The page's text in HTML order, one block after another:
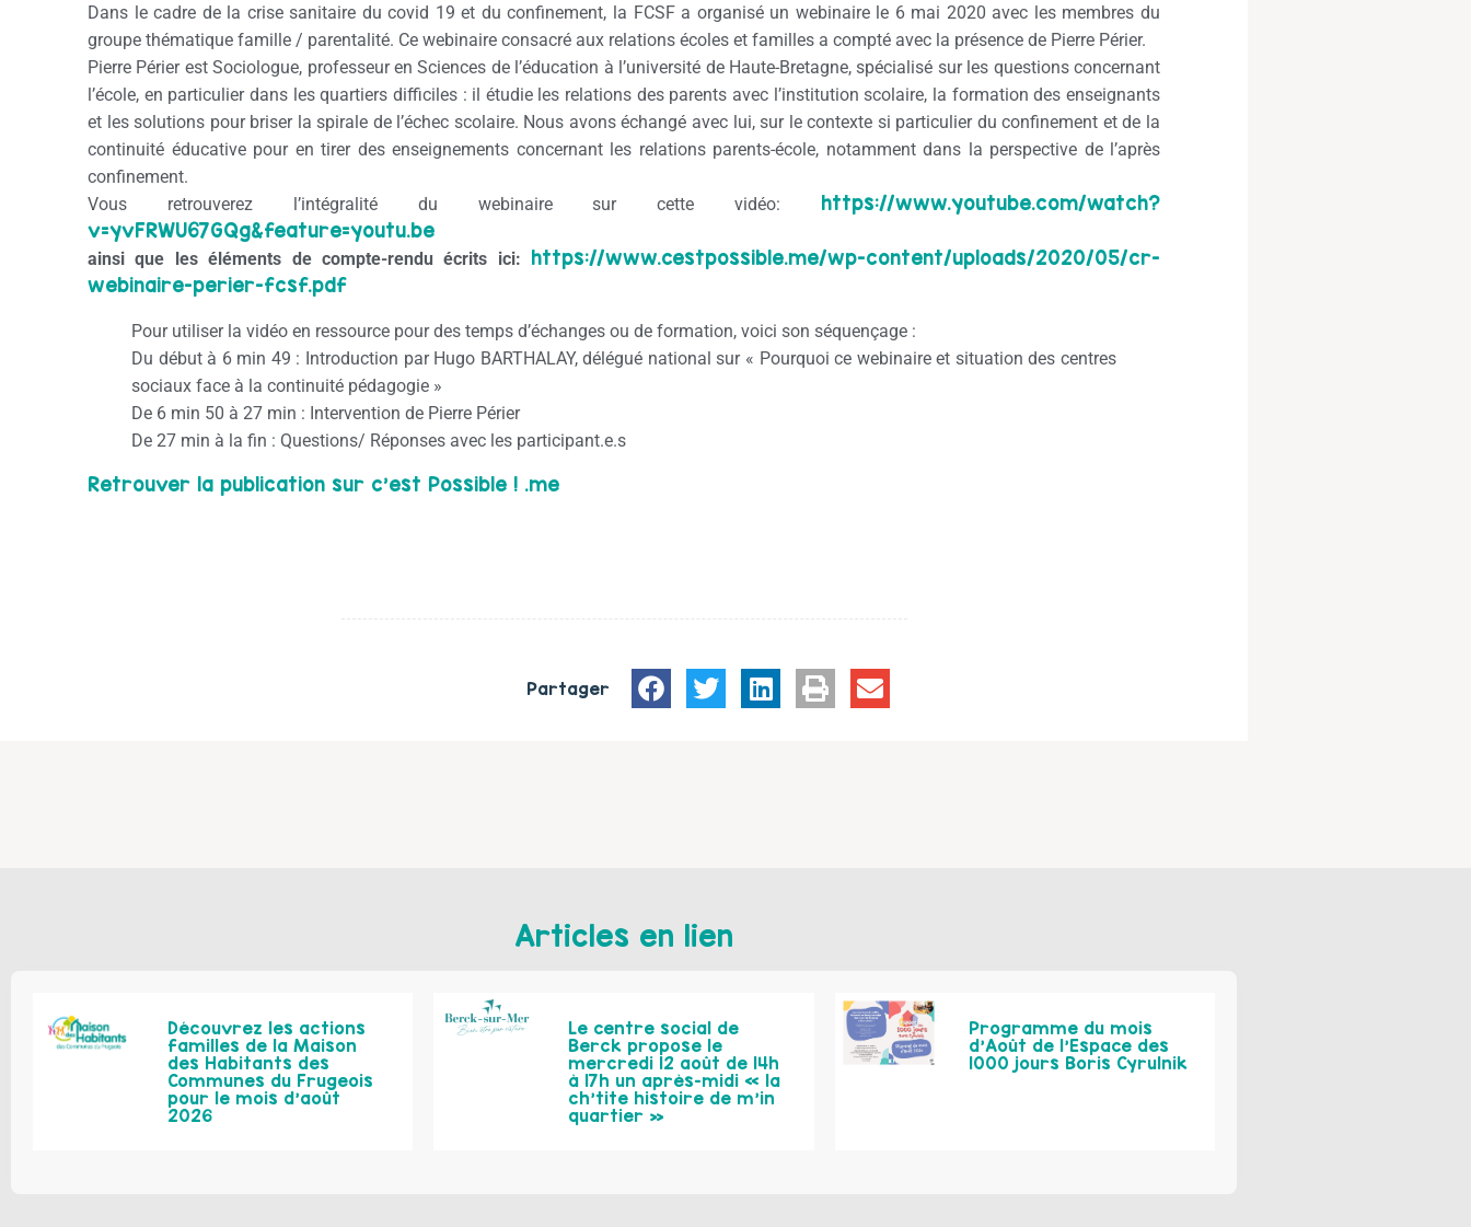
Dans le cadre de la crise sanitaire du covid 19 et du confinement, la FCSF a organisé un webinaire le 6 mai 2020 avec les membres du
groupe thématique famille / parentalité. Ce webinaire consacré aux relations écoles et familles a compté avec la présence de Pierre Périer.
Pierre Périer est Sociologue, professeur en Sciences de l’éducation à l’université de Haute-Bretagne, spécialisé sur les questions concernant
l’école, en particulier dans les quartiers difficiles : il étudie les relations des parents avec l’institution scolaire, la formation des enseignants
et les solutions pour briser la spirale de l’échec scolaire. Nous avons échangé avec lui, sur le contexte si particulier du confinement et de la
continuité éducative pour en tirer des enseignements concernant les relations parents-école, notamment dans la perspective de l’après
confinement.
Vous retrouverez l’intégralité du webinaire sur cette vidéo: https://www.youtube.com/watch?
v=yvFRWU67GQg&feature=youtu.be
ainsi que les éléments de compte-rendu écrits ici: https://www.cestpossible.me/wp-content/uploads/2020/05/cr-
webinaire-perier-fcsf.pdf
Pour utiliser la vidéo en ressource pour des temps d’échanges ou de formation, voici son séquençage :
Du début à 6 min 49 : Introduction par Hugo BARTHALAY, délégué national sur « Pourquoi ce webinaire et situation des centres
sociaux face à la continuité pédagogie »
De 6 min 50 à 27 min : Intervention de Pierre Périer
De 27 min à la fin : Questions/ Réponses avec les participant.e.s
Retrouver la publication sur c’est Possible ! .me
Partager
Articles en lien
Découvrez les actions
familles de la Maison
des Habitants des
Communes du Frugeois
pour le mois d’août
2026
Le centre social de
Berck propose le
mercredi 12 août de 14h
à 17h un après-midi « la
ch’tite histoire de m’in
quartier »
Programme du mois
d’Août de l’Espace des
1000 jours Boris Cyrulnik